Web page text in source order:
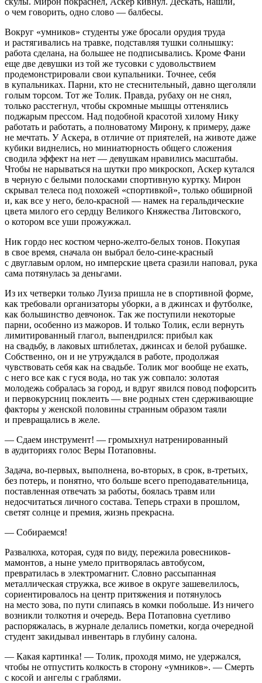
о чем говорить, одно слово — балбесы.
Вокруг «умников» студенты уже бросали орудия труда
и растягивались на травке, подставляя тушки солнышку:
работа сделана, на большее не подписывались. Кроме Фани
еще две девушки из той же тусовки с удовольствием
продемонстрировали свои купальники. Точнее, себя
в купальниках. Парни, кто не стеснительный, давно щеголяли
голым торсом. Тот же Толик. Правда, рубаху он не снял,
только расстегнул, чтобы скромные мышцы оттенялись
поджарым прессом. Над подобной красотой хилому Нику
работать и работать, а полноватому Мирону, к примеру, даже
не мечтать. У Аскера, в отличие от приятелей, на животе даже
кубики виднелись, но миниатюрность общего сложения
сводила эффект на нет — девушкам нравились масштабы.
Чтобы не нарываться на шутки про микроскоп, Аскер кутался
в черную с белыми полосками спортивную куртку. Мирон
скрывал телеса под похожей «спортивкой», только обширной
и, как все у него, бело-красной — намек на геральдические
цвета милого его сердцу Великого Княжества Литовского,
о котором все уши прожужжал.
Ник гордо нес костюм черно-желто-белых тонов. Покупая
в свое время, сначала он выбрал бело-сине-красный
с двуглавым орлом, но имперские цвета сразили наповал, рука
сама потянулась за деньгами.
Из их четверки только Луиза пришла не в спортивной форме,
как требовали организаторы уборки, а в джинсах и футболке,
как большинство девчонок. Так же поступили некоторые
парни, особенно из мажоров. И только Толик, если вернуть
лимитированный глагол, выпендрился: прибыл как
на свадьбу, в лаковых штиблетах, джинсах и белой рубашке.
Собственно, он и не утруждался в работе, продолжая
чувствовать себя как на свадьбе. Толик мог вообще не ехать,
с него все как с гуся вода, но так уж совпало: золотая
молодежь собралась за город, и вдруг явился повод пофорсить
и первокурсниц поклеить — вне родных стен сдерживающие
факторы у женской половины странным образом таяли
и превращались в желе.
— Сдаем инструмент! — громыхнул натренированный
в аудиториях голос Веры Потаповны.
Задача, во-первых, выполнена, во-вторых, в срок, в-третьих,
без потерь, и понятно, что больше всего преподавательница,
поставленная отвечать за работы, боялась травм или
недосчитаться личного состава. Теперь страхи в прошлом,
светят солнце и премия, жизнь прекрасна.
— Собираемся!
Развалюха, которая, судя по виду, пережила ровесников-
мамонтов, а ныне умело притворялась автобусом,
превратилась в электромагнит. Словно рассыпанная
металлическая стружка, все живое в округе зашевелилось,
сориентировалось на центр притяжения и потянулось
на место зова, по пути слипаясь в комки побольше. Из ничего
возникли толкотня и очередь. Вера Потаповна суетливо
распоряжалась, в журнале делались пометки, когда очередной
студент закидывал инвентарь в глубину салона.
— Какая картинка! — Толик, проходя мимо, не удержался,
чтобы не отпустить колкость в сторону «умников». — Смерть
с косой и ангелы с граблями.